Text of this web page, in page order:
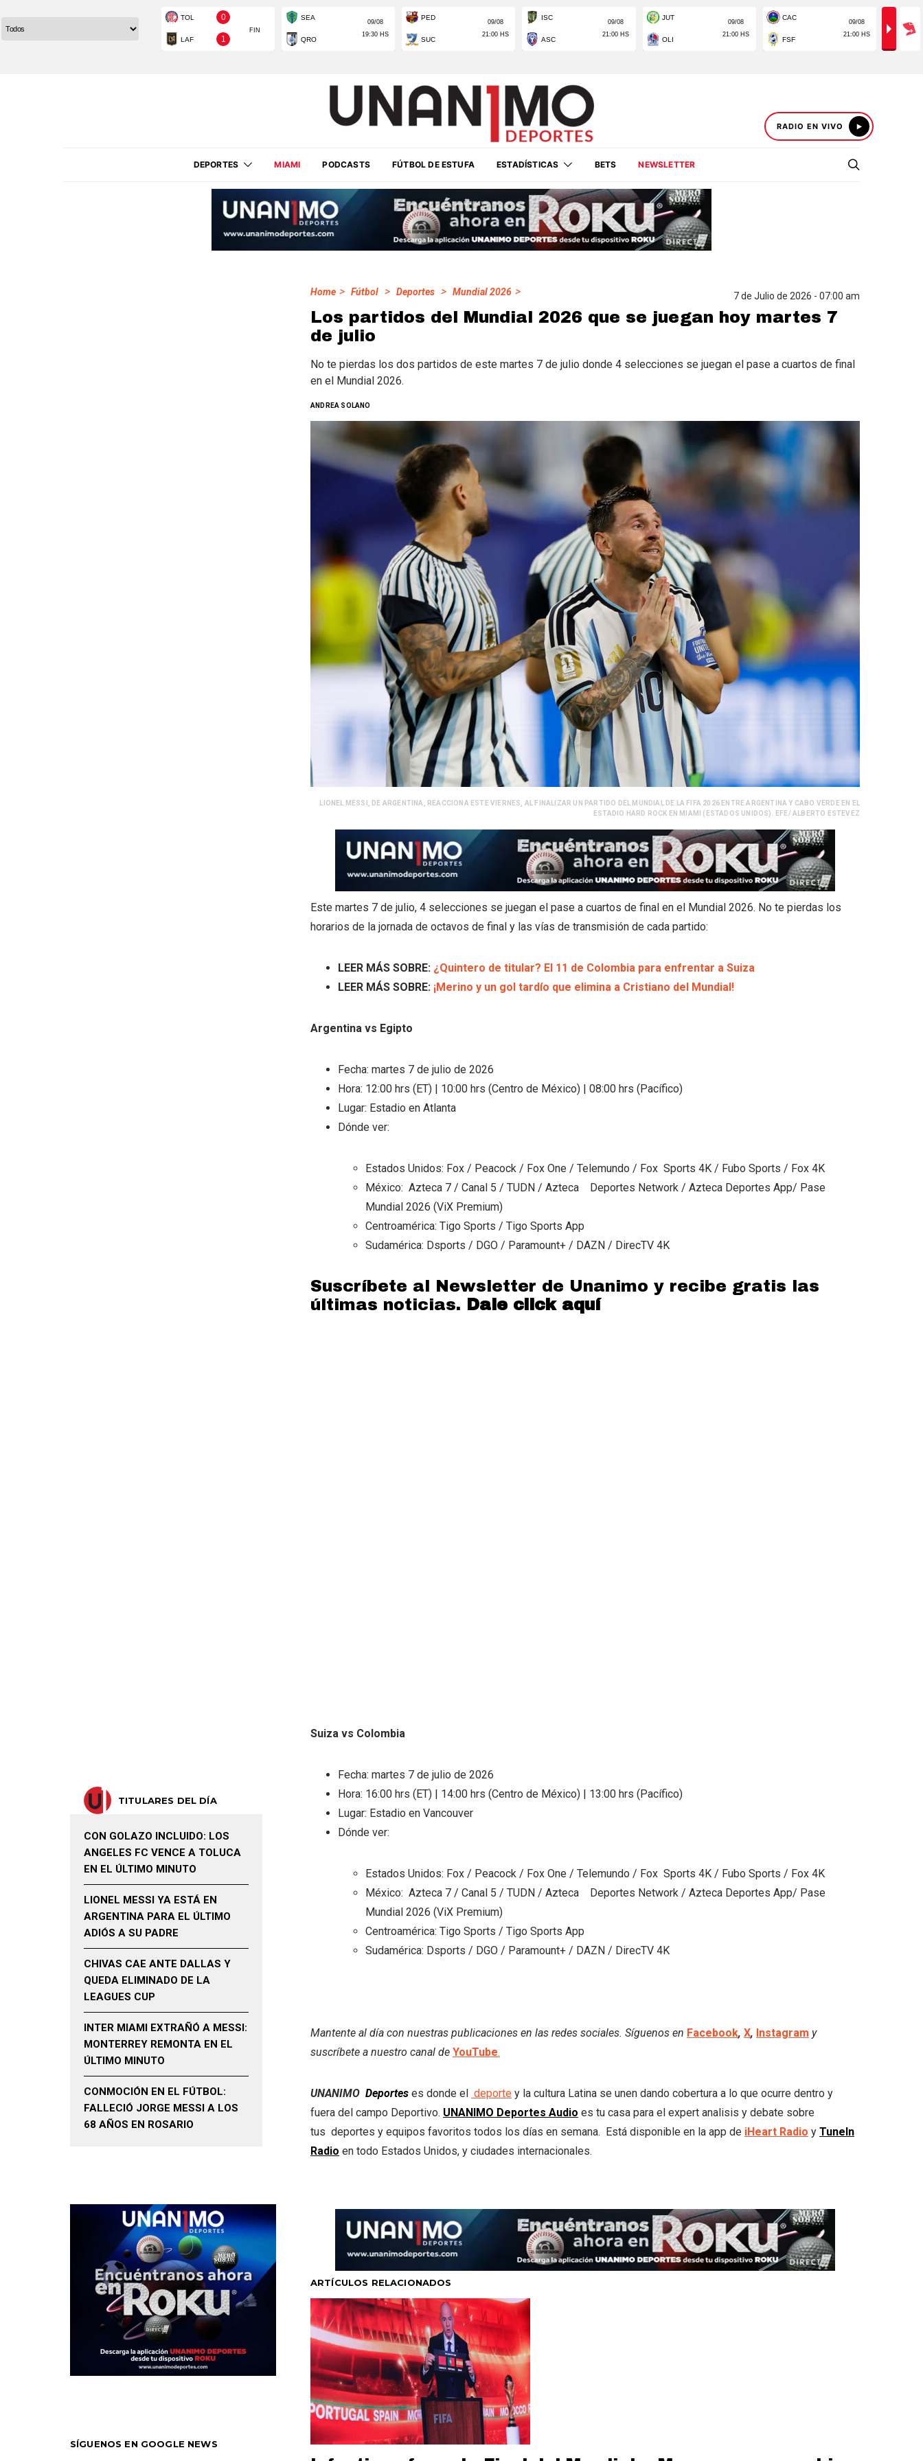
RADIO EN VIVO
DEPORTES MIAMI PODCASTS FÚTBOL DE ESTUFA ESTADÍSTICAS BETS NEWSLETTER
Home > Fútbol > Deportes > Mundial 2026 > 7 de Julio de 2026 - 07:00 am
Los partidos del Mundial 2026 que se juegan hoy martes 7
de julio
No te pierdas los dos partidos de este martes 7 de julio donde 4 selecciones se juegan el pase a cuartos de final
en el Mundial 2026.
ANDREA SOLANO
LIONEL MESSI, DE ARGENTINA, REACCIONA ESTE VIERNES, AL FINALIZAR UN PARTIDO DEL MUNDIAL DE LA FIFA 2026 ENTRE ARGENTINA Y CABO VERDE EN EL
ESTADIO HARD ROCK EN MIAMI (ESTADOS UNIDOS). EFE/ ALBERTO ESTEVEZ
Este martes 7 de julio, 4 selecciones se juegan el pase a cuartos de final en el Mundial 2026. No te pierdas los
horarios de la jornada de octavos de final y las vías de transmisión de cada partido:
LEER MÁS SOBRE: ¿Quintero de titular? El 11 de Colombia para enfrentar a Suiza
LEER MÁS SOBRE: ¡Merino y un gol tardío que elimina a Cristiano del Mundial!
Argentina vs Egipto
Fecha: martes 7 de julio de 2026
Hora: 12:00 hrs (ET) | 10:00 hrs (Centro de México) | 08:00 hrs (Pacífico)
Lugar: Estadio en Atlanta
Dónde ver:
Estados Unidos: Fox / Peacock / Fox One / Telemundo / Fox Sports 4K / Fubo Sports / Fox 4K
México: Azteca 7 / Canal 5 / TUDN / Azteca Deportes Network / Azteca Deportes App/ Pase
Mundial 2026 (ViX Premium)
Centroamérica: Tigo Sports / Tigo Sports App
Sudamérica: Dsports / DGO / Paramount+ / DAZN / DirecTV 4K
Suscríbete al Newsletter de Unanimo y recibe gratis las
últimas noticias.
Dale click aquí
Suiza vs Colombia
Fecha: martes 7 de julio de 2026
Hora: 16:00 hrs (ET) | 14:00 hrs (Centro de México) | 13:00 hrs (Pacífico)
Lugar: Estadio en Vancouver
Dónde ver:
Estados Unidos: Fox / Peacock / Fox One / Telemundo / Fox Sports 4K / Fubo Sports / Fox 4K
México: Azteca 7 / Canal 5 / TUDN / Azteca Deportes Network / Azteca Deportes App/ Pase
Mundial 2026 (ViX Premium)
Centroamérica: Tigo Sports / Tigo Sports App
Sudamérica: Dsports / DGO / Paramount+ / DAZN / DirecTV 4K
Mantente al día con nuestras publicaciones en las redes sociales. Síguenos en Facebook, X, Instagram y
suscríbete a nuestro canal de YouTube.
UNANIMO Deportes es donde el deporte y la cultura Latina se unen dando cobertura a lo que ocurre dentro y
fuera del campo Deportivo. UNANIMO Deportes Audio es tu casa para el expert analisis y debate sobre
tus deportes y equipos favoritos todos los días en semana. Está disponible en la app de iHeart Radio y TuneIn
Radio en todo Estados Unidos, y ciudades internacionales.
ARTÍCULOS RELACIONADOS
TITULARES DEL DÍA
CON GOLAZO INCLUIDO: LOS
ANGELES FC VENCE A TOLUCA
EN EL ÚLTIMO MINUTO
LIONEL MESSI YA ESTÁ EN
ARGENTINA PARA EL ÚLTIMO
ADIÓS A SU PADRE
CHIVAS CAE ANTE DALLAS Y
QUEDA ELIMINADO DE LA
LEAGUES CUP
INTER MIAMI EXTRAÑÓ A MESSI:
MONTERREY REMONTA EN EL
ÚLTIMO MINUTO
CONMOCIÓN EN EL FÚTBOL:
FALLECIÓ JORGE MESSI A LOS
68 AÑOS EN ROSARIO
SÍGUENOS EN GOOGLE NEWS